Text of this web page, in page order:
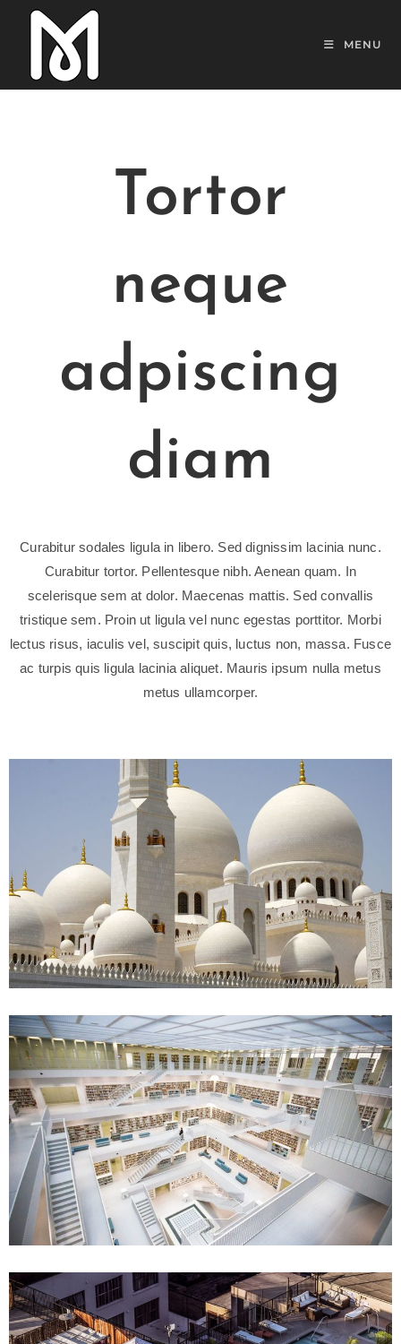
MENU
Tortor
neque
adpiscing
diam
Curabitur sodales ligula in libero. Sed dignissim lacinia nunc.
Curabitur tortor. Pellentesque nibh. Aenean quam. In
scelerisque sem at dolor. Maecenas mattis. Sed convallis
tristique sem. Proin ut ligula vel nunc egestas porttitor. Morbi
lectus risus, iaculis vel, suscipit quis, luctus non, massa. Fusce
ac turpis quis ligula lacinia aliquet. Mauris ipsum nulla metus
metus ullamcorper.